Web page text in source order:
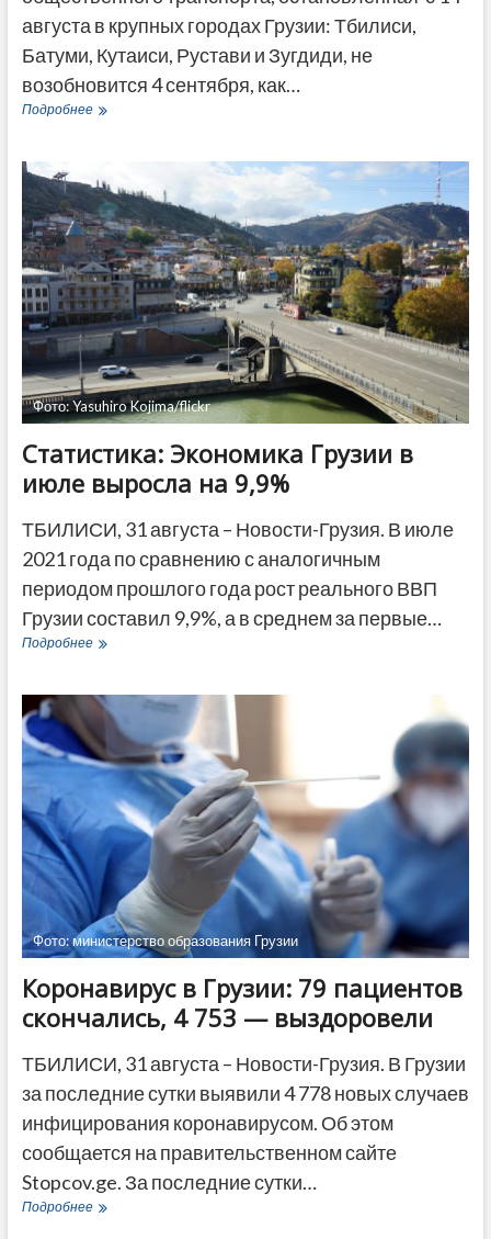
августа в крупных городах Грузии: Тбилиси,
Батуми, Кутаиси, Рустави и Зугдиди, не
возобновится 4 сентября, как…
ПодробнееТранспорт,
правительство
Грузии
установило
новые
ковид-
ограничения
Фото: Yasuhiro Kojima/flickr
Статистика: Экономика Грузии в
июле выросла на 9,9%
ТБИЛИСИ, 31 августа – Новости-Грузия. В июле
2021 года по сравнению с аналогичным
периодом прошлого года рост реального ВВП
Грузии составил 9,9%, а в среднем за первые…
ПодробнееСтатистика:
в
июле
выросла
на
9,9%
Фото: министерство образования Грузии
Коронавирус в Грузии: 79 пациентов
скончались, 4 753 — выздоровели
ТБИЛИСИ, 31 августа – Новости-Грузия. В Грузии
за последние сутки выявили 4 778 новых случаев
инфицирования коронавирусом. Об этом
сообщается на правительственном сайте
Stopcov.ge. За последние сутки…
ПодробнееКоронавирус